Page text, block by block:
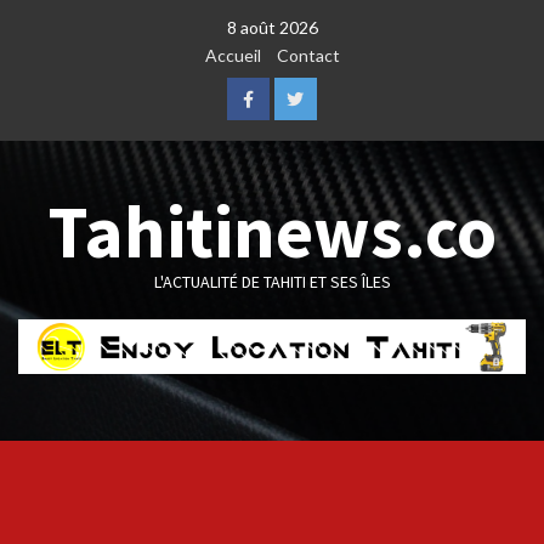
8 août 2026
Accueil
Contact
FacebookTwitter
Tahitinews.co
L'ACTUALITÉ DE TAHITI ET SES ÎLES